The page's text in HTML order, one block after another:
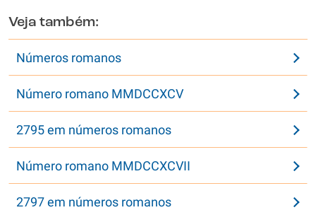
Veja também:
Números romanos
Número romano MMDCCXCV
2795 em números romanos
Número romano MMDCCXCVII
2797 em números romanos